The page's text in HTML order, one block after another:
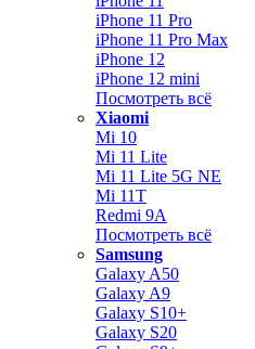
iPhone 11 Pro
iPhone 11 Pro Max
iPhone 12
iPhone 12 mini
Посмотреть всё
Xiaomi
Mi 10
Mi 11 Lite
Mi 11 Lite 5G NE
Mi 11T
Redmi 9A
Посмотреть всё
Samsung
Galaxy A50
Galaxy A9
Galaxy S10+
Galaxy S20